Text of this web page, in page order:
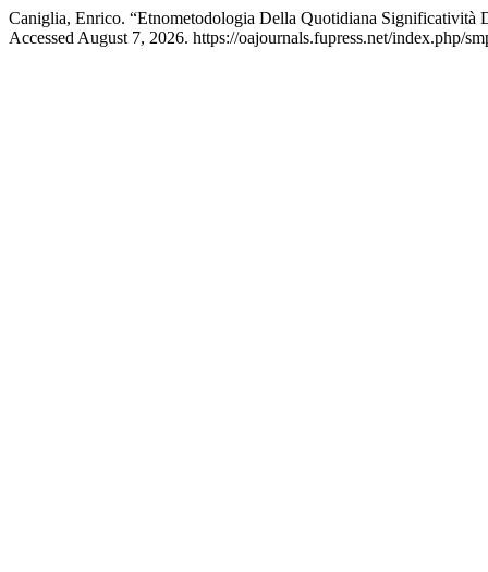
Caniglia, Enrico. “Etnometodologia Della Quotidiana Significatività
Accessed August 7, 2026. https://oajournals.fupress.net/index.php/